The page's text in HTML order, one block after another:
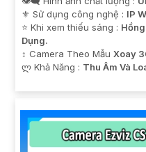
⚜️ Sử dụng công nghệ : IP
⭐ Khi xem thiếu sáng :
Dụng.
↕️ Camera Theo Mẫu Xoay
️ლ Khả Năng : Thu Âm Và